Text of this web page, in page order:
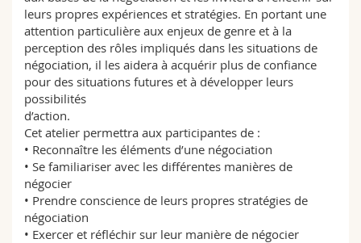
leurs propres expériences et stratégies. En portant une
attention particulière aux enjeux de genre et à la
perception des rôles impliqués dans les situations de
négociation, il les aidera à acquérir plus de confiance
pour des situations futures et à développer leurs
possibilités
d’action.
Cet atelier permettra aux participantes de :
• Reconnaître les éléments d’une négociation
• Se familiariser avec les différentes manières de
négocier
• Prendre conscience de leurs propres stratégies de
négociation
• Exercer et réfléchir sur leur manière de négocier